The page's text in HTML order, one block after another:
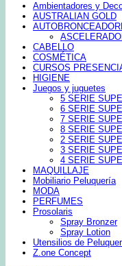
Ambientadores y
AUSTRALIAN GOLD
CABELLO
COSMÉTICA
CURSOS
HIGIENE
Juegos y juguetes
5 SERIE
6 SERIE
7 SERIE
8 SERIE
2 SERIE
3 SERIE
4 SERIE
MAQUILLAJE
Mobiliario Peluquería
MODA
PERFUMES
Prosolaris
Spray Bronzer
Spray Lotion
Utensilios de
Z.one Concept